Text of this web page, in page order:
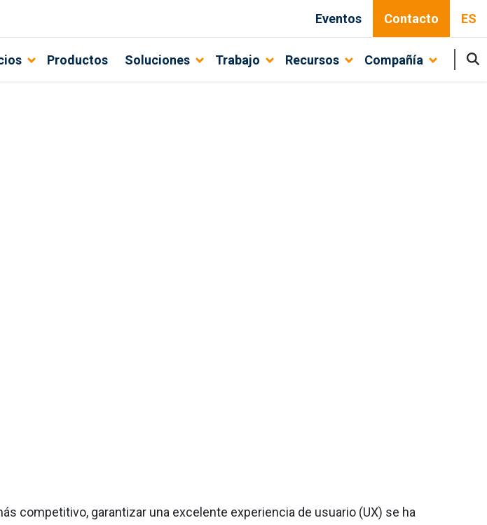
Eventos Contacto ES
Productos Soluciones Trabajo Recursos Compañía
competitivo, garantizar una excelente experiencia de usuario (UX) se ha